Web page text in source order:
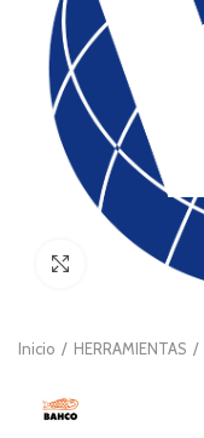
Click to enlarge
Inicio HERRAMIENTAS